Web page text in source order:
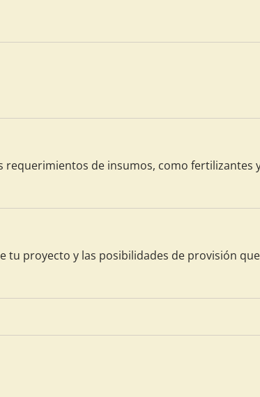
de insumos, como fertilizantes
tu proyecto y las posibilidades de provisión que